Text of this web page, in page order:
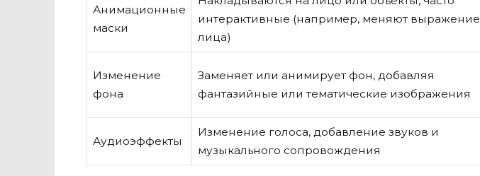
Анимационные
маски
интерактивные (например, меняют выражение
лица)
Изменение
фона
Заменяет или анимирует фон, добавляя
фантазийные или тематические изображения
Аудиоэффекты
Изменение голоса, добавление звуков и
музыкального сопровождения